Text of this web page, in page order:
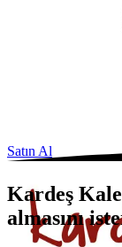
Satın Al
Kardeş
almasını